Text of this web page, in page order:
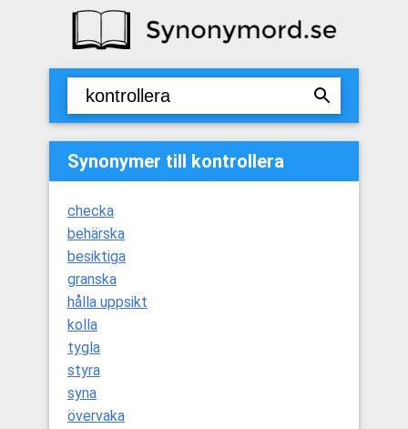
Synonymer till kontrollera
checka
behärska
besiktiga
granska
hålla uppsikt
kolla
tygla
styra
syna
övervaka